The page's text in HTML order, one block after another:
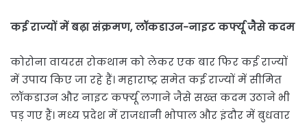
कई राज्यों में बढ़ा संक्रमण, लॉकडाउन-नाइट कर्फ्यू जैसे कदम
कोरोना वायरस रोकथाम को लेकर एक बार फिर कई राज्यों
में उपाय किए जा रहे हैं। महाराष्ट्र समेत कई राज्यों में सीमित
लॉकडाउन और नाइट कर्फ्यू लगाने जैसे सख्त कदम उठाने भी
पड़ गए हैं। मध्य प्रदेश में राजधानी भोपाल और इंदौर में बुधवार